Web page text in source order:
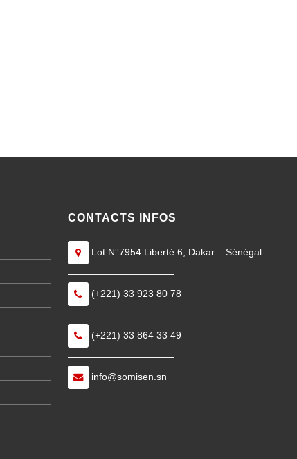
CONTACTS INFOS
Lot N°7954 Liberté 6, Dakar – Sénégal
———————————
(+221) 33 923 80 78
———————————
(+221) 33 864 33 49
———————————
info@somisen.sn
———————————